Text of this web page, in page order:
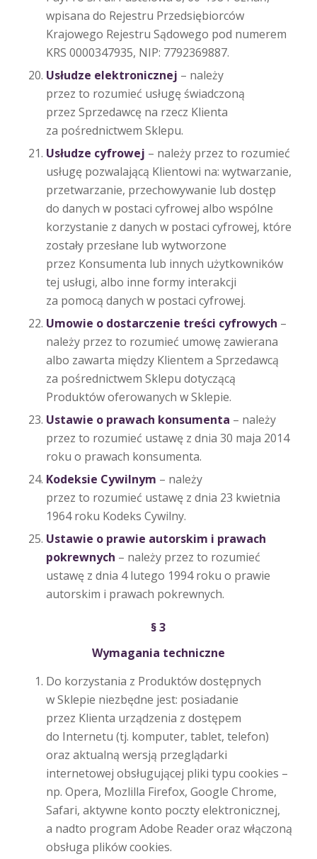
wpisana do Rejestru Przedsiębiorców
Krajowego Rejestru Sądowego pod numerem
KRS 0000347935, NIP: 7792369887.
Usłudze elektronicznej – należy
przez to rozumieć usługę świadczoną
przez Sprzedawcę na rzecz Klienta
za pośrednictwem Sklepu.
Usłudze cyfrowej – należy przez to rozumieć
usługę pozwalającą Klientowi na: wytwarzanie,
przetwarzanie, przechowywanie lub dostęp
do danych w postaci cyfrowej albo wspólne
korzystanie z danych w postaci cyfrowej, które
zostały przesłane lub wytworzone
przez Konsumenta lub innych użytkowników
tej usługi, albo inne formy interakcji
za pomocą danych w postaci cyfrowej.
Umowie o dostarczenie treści cyfrowych –
należy przez to rozumieć umowę zawierana
albo zawarta między Klientem a Sprzedawcą
za pośrednictwem Sklepu dotyczącą
Produktów oferowanych w Sklepie.
Ustawie o prawach konsumenta – należy
przez to rozumieć ustawę z dnia 30 maja 2014
roku o prawach konsumenta.
Kodeksie Cywilnym – należy
przez to rozumieć ustawę z dnia 23 kwietnia
1964 roku Kodeks Cywilny.
Ustawie o prawie autorskim i prawach
pokrewnych – należy przez to rozumieć
ustawę z dnia 4 lutego 1994 roku o prawie
autorskim i prawach pokrewnych.
§ 3
Wymagania techniczne
Do korzystania z Produktów dostępnych
w Sklepie niezbędne jest: posiadanie
przez Klienta urządzenia z dostępem
do Internetu (tj. komputer, tablet, telefon)
oraz aktualną wersją przeglądarki
internetowej obsługującej pliki typu cookies –
np. Opera, Mozlilla Firefox, Google Chrome,
Safari, aktywne konto poczty elektronicznej,
a nadto program Adobe Reader oraz włączoną
obsługa plików cookies.